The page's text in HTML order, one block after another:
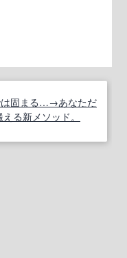
は固まる…→あなただ
る新メソッド。